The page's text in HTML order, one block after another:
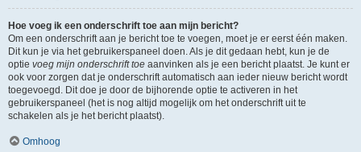
Hoe voeg ik een onderschrift toe aan mijn bericht?
Om een onderschrift aan je bericht toe te voegen, moet je er eerst één maken.
Dit kun je via het gebruikerspaneel doen. Als je dit gedaan hebt, kun je de
optie voeg mijn onderschrift toe aanvinken als je een bericht plaatst. Je kunt er
ook voor zorgen dat je onderschrift automatisch aan ieder nieuw bericht wordt
toegevoegd. Dit doe je door de bijhorende optie te activeren in het
gebruikerspaneel (het is nog altijd mogelijk om het onderschrift uit te
schakelen als je het bericht plaatst).
Omhoog